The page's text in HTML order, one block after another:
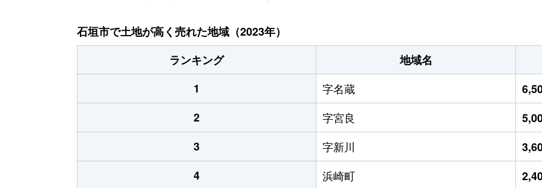
石垣市で土地が高く売れた地域（2023年）
ランキング
地域名
1
字名蔵
2
字宮良
3
字新川
4
浜崎町